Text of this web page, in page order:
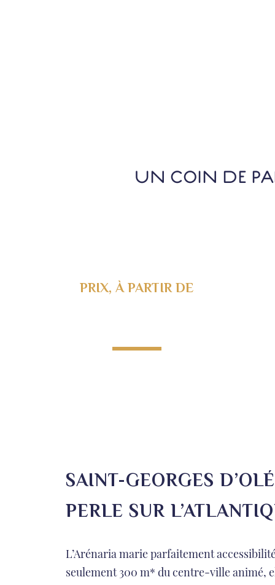
UN COIN DE
PRIX, À PARTIR DE
SAINT-GEORGES
PERLE SUR
L’Arénaria marie parfaitement
seulement 300 m* du centre-ville animé,